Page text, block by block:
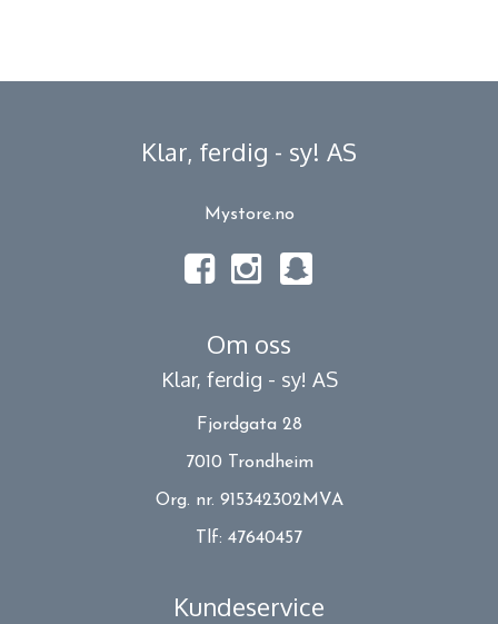
Klar, ferdig - sy! AS
Mystore.no
Om oss
Klar, ferdig - sy! AS
Fjordgata 28
7010 Trondheim
Org. nr. 915342302MVA
Tlf: 47640457
Kundeservice